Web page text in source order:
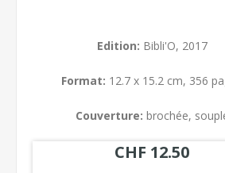
Edition: Bibli'O, 2017
Format: 12.7 x 15.2 cm, 356
Couverture: brochée,
CHF 12.50